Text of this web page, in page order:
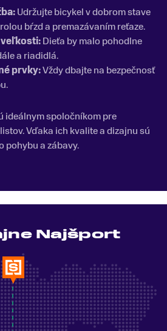
Udržujte bicykel v dobrom stave
bŕzd a premazávaním reťaze.
Dieťa by malo pohodlne
a riadidlá.
prvky:Vždy dbajte na bezpečnosť
ideálnym spoločníkom pre
Vďaka ich kvalite a dizajnu sú
pohybu a zábavy.
Najšport